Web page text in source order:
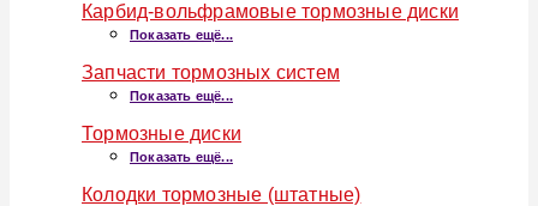
Карбид-вольфрамовые тормозные диски
Показать ещё...
Запчасти тормозных систем
Показать ещё...
Тормозные диски
Показать ещё...
Колодки тормозные (штатные)